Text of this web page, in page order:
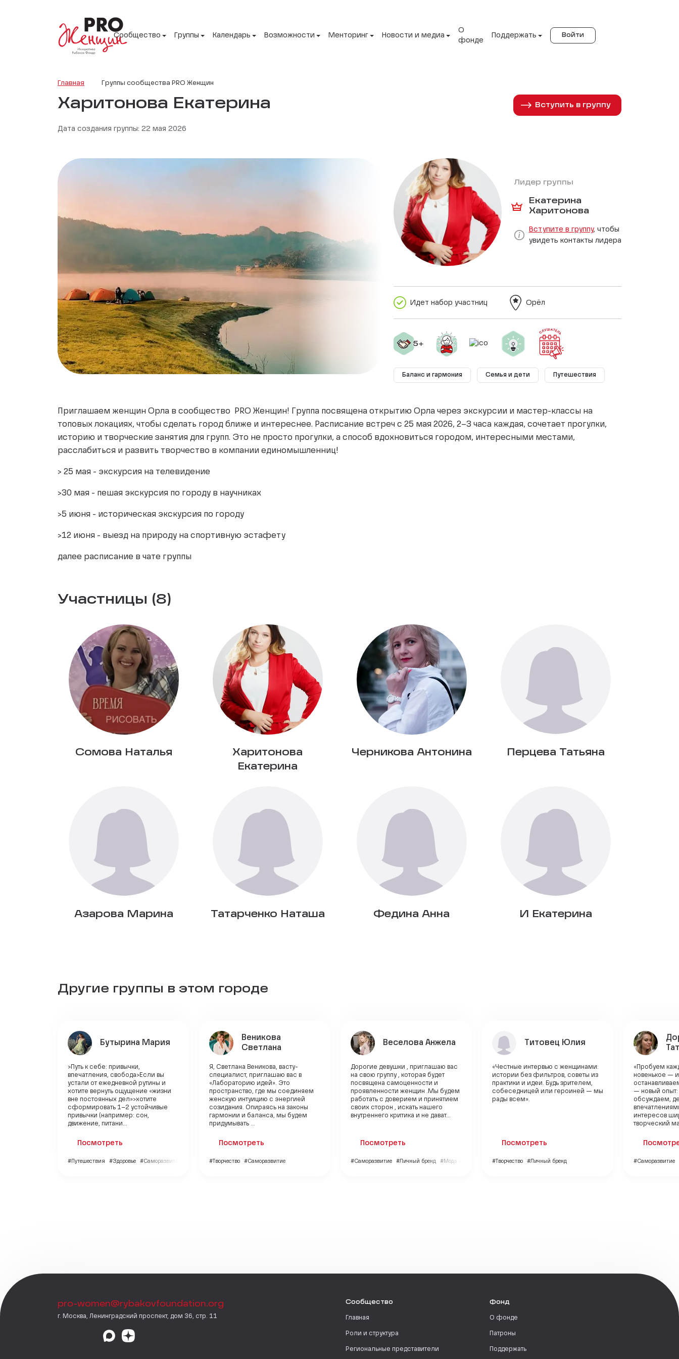
Сообщество Группы Календарь Возможности Менторинг Новости и медиа
О
фонде
Поддержать Войти
Главная Группы сообщества PRO Женщин
Харитонова Екатерина Вступить в группу
Дата создания группы: 22 мая 2026
Лидер группы
Екатерина
Харитонова
Вступите в группу, чтобы
увидеть контакты лидера
Идет набор участниц Орёл
Баланс и гармония Семья и дети Путешествия
Приглашаем женщин Орла в сообщество PRO Женщин! Группа посвящена открытию Орла через экскурсии и мастер-классы на
топовых локациях, чтобы сделать город ближе и интереснее. Расписание встреч с 25 мая 2026, 2–3 часа каждая, сочетает прогулки,
историю и творческие занятия для групп. Это не просто прогулки, а способ вдохновиться городом, интересными местами,
расслабиться и развить творчество в компании единомышленниц!
> 25 мая - экскурсия на телевидение
>30 мая - пешая экскурсия по городу в научниках
>5 июня - историческая экскурсия по городу
>12 июня - выезд на природу на спортивную эстафету
далее расписание в чате группы
Участницы (8)
Сомова Наталья
Харитонова
Екатерина
Черникова Антонина Перцева Татьяна
Азарова Марина Татарченко Наташа Федина Анна И Екатерина
Другие группы в этом городе
Бутырина Мария
>Путь к себе: привычки,
впечатления, свобода>Если вы
устали от ежедневной рутины и
хотите вернуть ощущение «жизни
вне постоянных дел»>хотите
сформировать 1–2 устойчивые
привычки (например: сон,
движение, питани...
Посмотреть
#Путешествия #Здоровье #Саморазвитие
Веникова
Светлана
Я, Светлана Веникова, васту-
специалист, приглашаю вас в
«Лабораторию идей». Это
пространство, где мы соединяем
женскую интуицию с энергией
созидания. Опираясь на законы
гармонии и баланса, мы будем
придумывать ...
Посмотреть
#Творчество #Саморазвитие
Веселова Анжела
Дорогие девушки , приглашаю вас
на свою группу , которая будет
посвящена самоценности и
проявленности женщин .Мы будем
работать с доверием и принятием
своих сторон , искать нашего
внутреннего критика и не дават...
Посмотреть
#Саморазвитие #Личный бренд #Мода и красота
Титовец Юлия
«Честные интервью с женщинами:
истории без фильтров, советы из
практики и идеи. Будь зрителем,
собеседницей или героиней — мы
рады всем».
Посмотреть
#Творчество #Личный бренд
«Пробуем
новенькое —
— новый
обсуждаем,
интересов
творческий
#Саморазвитие
pro-women@rybakovfoundation.org
г. Москва, Ленинградский проспект, дом 36, стр. 11
Сообщество
Главная
Роли и структура
Региональные представители
Фонд
О фонде
Патроны
Поддержать